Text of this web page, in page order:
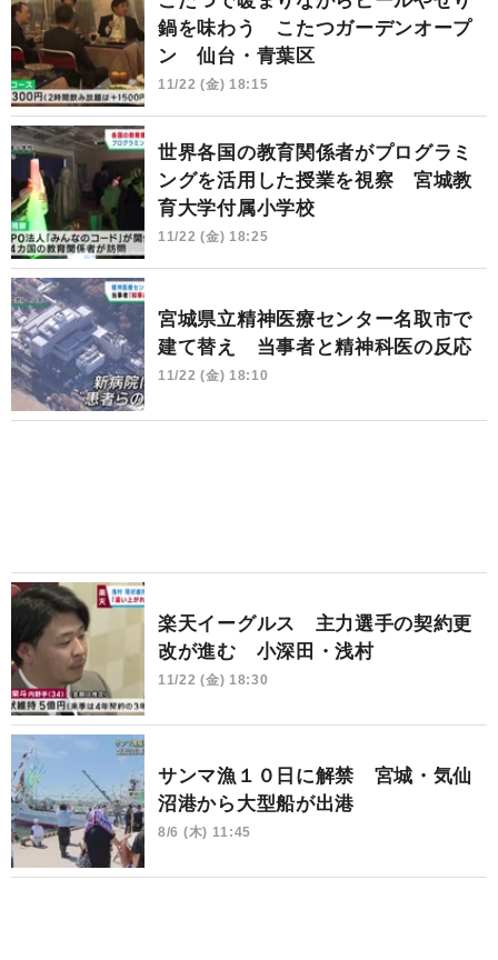
鍋を味わう こたつガーデンオープ
ン 仙台・青葉区
11/22 (金) 18:15
世界各国の教育関係者がプログラミ
ングを活用した授業を視察 宮城教
育大学付属小学校
11/22 (金) 18:25
宮城県立精神医療センター名取市で
建て替え 当事者と精神科医の反応
11/22 (金) 18:10
楽天イーグルス 主力選手の契約更
改が進む 小深田・浅村
11/22 (金) 18:30
サンマ漁１０日に解禁 宮城・気仙
沼港から大型船が出港
8/6 (木) 11:45